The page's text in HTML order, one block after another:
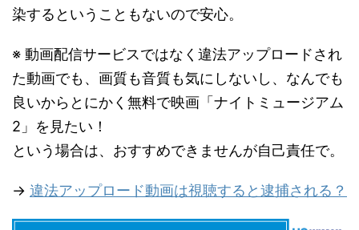
染するということもないので安心。
※ 動画配信サービスではなく違法アップロードされ
た動画でも、画質も音質も気にしないし、なんでも
良いからとにかく無料で映画「ナイトミュージアム
2」を見たい！
という場合は、おすすめできませんが自己責任で。
→ 違法アップロード動画は視聴すると逮捕される？